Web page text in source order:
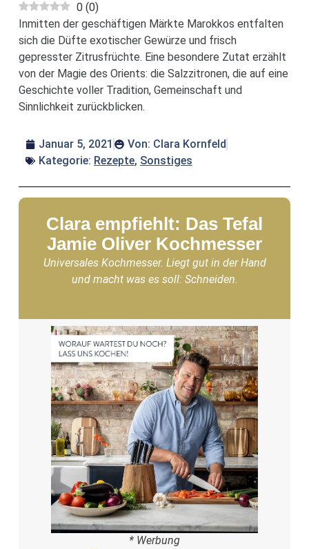
0 (0)
Inmitten der geschäftigen Märkte Marokkos entfalten
sich die Düfte exotischer Gewürze und frisch
gepresster Zitrusfrüchte. Eine besondere Zutat erzählt
von der Magie des Orients: die Salzzitronen, die auf eine
Geschichte voller Tradition, Gemeinschaft und
Sinnlichkeit zurückblicken.
Januar 5, 2021 Von: Clara Kornfeld
Kategorie: Rezepte, Sonstiges
Clara empfiehlt: Das Tefal
Jamie Oliver Kochmesser
Universales Kochmesser. Liegt gut in der Hand
und macht was es soll: Schneiden.
* Werbung